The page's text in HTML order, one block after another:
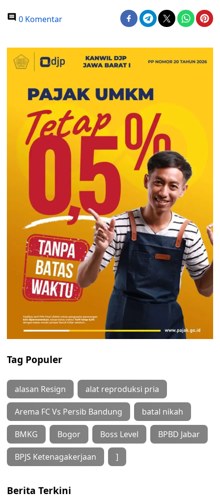
0 Komentar
Tag Populer
alasan Resign alat reproduksi pria
Arema FC Vs Persib Bandung batal nikah
BMKG Bogor Boss Level BPBD Jabar
BPJS Ketenagakerjaan ]
Berita Terkini